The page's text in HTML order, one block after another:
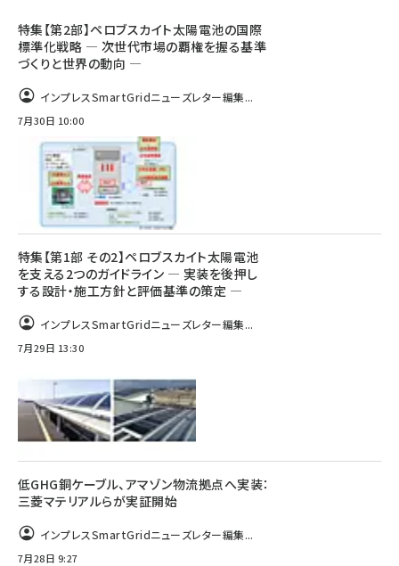
特集【第2部】ペロブスカイト太陽電池の国際
標準化戦略 ― 次世代市場の覇権を握る基準
づくりと世界の動向 ―
インプレスSmartGridニューズレター編集...
7月30日 10:00
特集【第1部 その2】ペロブスカイト太陽電池
を支える2つのガイドライン ― 実装を後押し
する設計・施工方針と評価基準の策定 ―
インプレスSmartGridニューズレター編集...
7月29日 13:30
低GHG銅ケーブル、アマゾン物流拠点へ実装：
三菱マテリアルらが実証開始
インプレスSmartGridニューズレター編集...
7月28日 9:27